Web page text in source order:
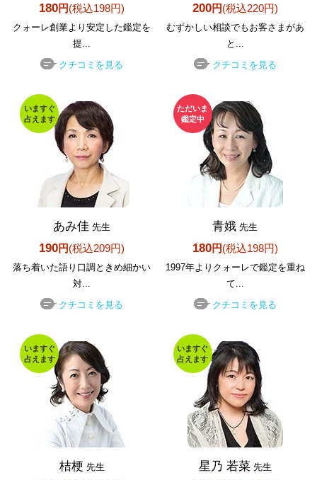
180円(税込198円)
クォーレ創業より安定した鑑定を
提...
クチコミを見る
200円(税込220円)
むずかしい相談でもお客さまがあ
と...
クチコミを見る
いますぐ
占えます
あみ佳 先生
190円(税込209円)
落ち着いた語り口調ときめ細かい
対...
クチコミを見る
ただいま
鑑定中
青娥 先生
180円(税込198円)
1997年よりクォーレで鑑定を重ね
て...
クチコミを見る
いますぐ
占えます
桔梗 先生
いますぐ
占えます
星乃 若菜 先生